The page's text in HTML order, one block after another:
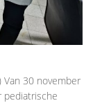
Van 30 november